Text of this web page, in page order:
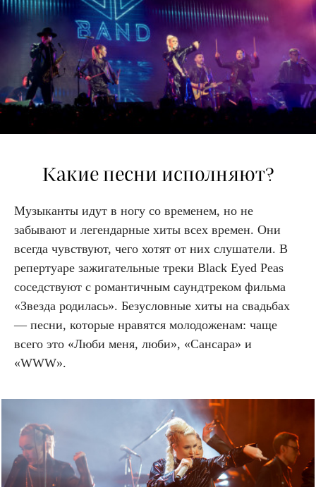
Какие песни исполняют?
Музыканты идут в ногу со временем, но не
забывают и легендарные хиты всех времен. Они
всегда чувствуют, чего хотят от них слушатели. В
репертуаре зажигательные треки Black Eyed Peas
соседствуют с романтичным саундтреком фильма
«Звезда родилась». Безусловные хиты на свадьбах
— песни, которые нравятся молодоженам: чаще
всего это «Люби меня, люби», «Сансара» и
«WWW».